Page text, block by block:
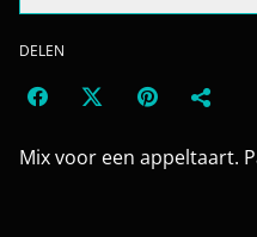
DELEN
Mix voor een appeltaart.